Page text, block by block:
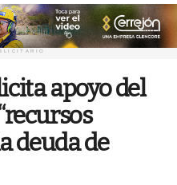
apoyo del
deuda de